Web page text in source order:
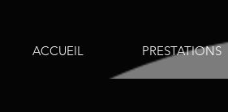
ACCUEIL PRESTATIONS